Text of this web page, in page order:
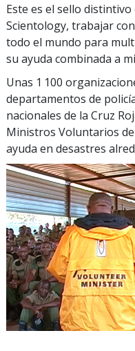
Este es el sello
Scientology, trabajar
todo el mundo para
su ayuda combinada a
Unas 1 100
departamentos de
nacionales de la Cruz
Ministros Voluntarios
ayuda en desastres